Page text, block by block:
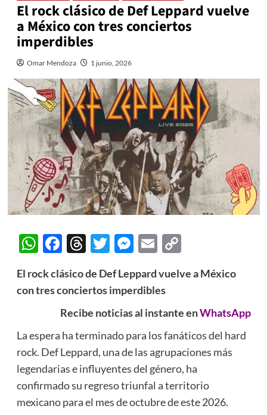
El rock clásico de Def Leppard vuelve
a México con tres conciertos
imperdibles
Omar Mendoza 1 junio, 2026
WhatsApp
Facebook
Threads
Twitter
Messenger
EmailCopy
El rock clásico de Def Leppard vuelve a México
con tres conciertos imperdibles
Recibe noticias al instante enWhatsApp
La espera ha terminado para los fanáticos del hard
rock. Def Leppard, una de las agrupaciones más
legendarias e influyentes del género, ha
confirmado su regreso triunfal a territorio
mexicano para el mes de octubre de este 2026.